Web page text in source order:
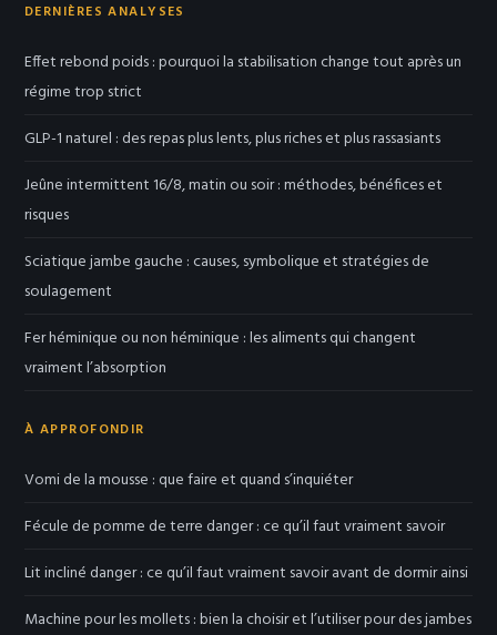
DERNIÈRES ANALYSES
Effet rebond poids : pourquoi la stabilisation change tout après un
régime trop strict
GLP-1 naturel : des repas plus lents, plus riches et plus rassasiants
Jeûne intermittent 16/8, matin ou soir : méthodes, bénéfices et
risques
Sciatique jambe gauche : causes, symbolique et stratégies de
soulagement
Fer héminique ou non héminique : les aliments qui changent
vraiment l’absorption
À APPROFONDIR
Vomi de la mousse : que faire et quand s’inquiéter
Fécule de pomme de terre danger : ce qu’il faut vraiment savoir
Lit incliné danger : ce qu’il faut vraiment savoir avant de dormir ainsi
Machine pour les mollets : bien la choisir et l’utiliser pour des jambes